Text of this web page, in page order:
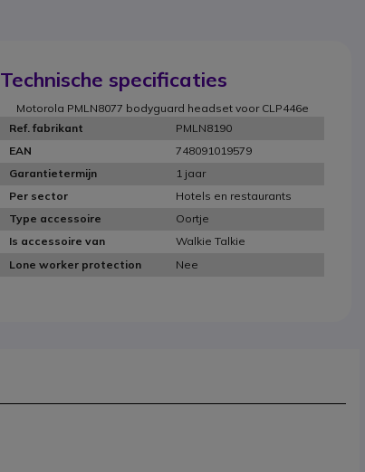
Technische specificaties
Motorola PMLN8077 bodyguard headset voor CLP446e
Ref. fabrikant
PMLN8190
EAN
748091019579
Garantietermijn
1 jaar
Per sector
Hotels en restaurants
Type accessoire
Oortje
Is accessoire van
Walkie Talkie
Lone worker protection
Nee